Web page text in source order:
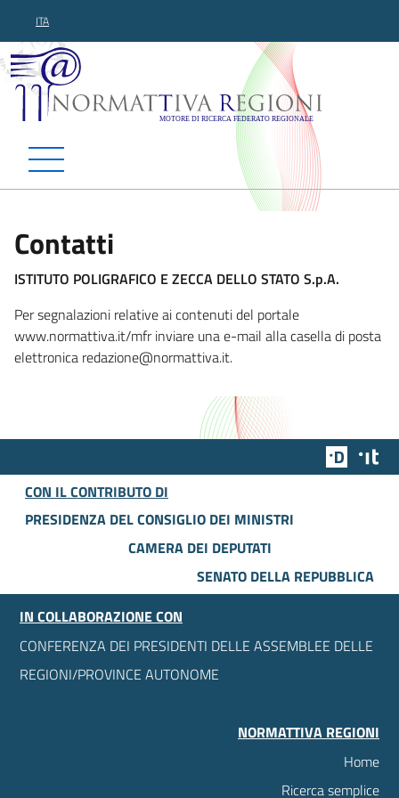
ITA
Normattiva Regioni -
Contatti
ISTITUTO POLIGRAFICO E ZECCA DELLO STATO S.p.A.
Per segnalazioni relative ai contenuti del portale
www.normattiva.it/mfr inviare una e-mail alla casella di posta
elettronica redazione@normattiva.it.
Team
CON IL CONTRIBUTO DI
PRESIDENZA DEL CONSIGLIO DEI MINISTRI
CAMERA DEI DEPUTATI
SENATO DELLA REPUBBLICA
IN COLLABORAZIONE CON
CONFERENZA DEI PRESIDENTI DELLE ASSEMBLEE DELLE
REGIONI/PROVINCE AUTONOME
NORMATTIVA REGIONI
Home
Ricerca semplice